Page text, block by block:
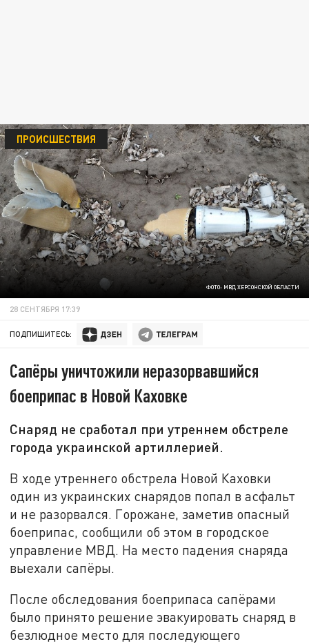
ФОТО: МВД ХЕРСОНСКОЙ ОБЛАСТИ
ПРОИСШЕСТВИЯ
28 СЕНТЯБРЯ 17:39
ПОДПИШИТЕСЬ:
Сапёры уничтожили неразорвавшийся
боеприпас в Новой Каховке
Снаряд не сработал при утреннем обстреле
города украинской артиллерией.
В ходе утреннего обстрела Новой Каховки
один из украинских снарядов попал в асфальт
и не разорвался. Горожане, заметив опасный
боеприпас, сообщили об этом в городское
управление МВД. На место падения снаряда
выехали сапёры.
После обследования боеприпаса сапёрами
было принято решение эвакуировать снаряд в
безлюдное место для последующего